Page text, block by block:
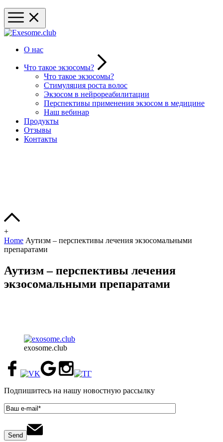
О нас
Что такое экзосомы?
Что такое экзосомы?
Стимуляция роста волос
Экзосом в нейрореабилитации
Перспективы применения экзосом в медицине
Наш вебинар
Продукты
Отзывы
Контакты
+
Home Аутизм – перспективы лечения экзосомальными
препаратами
Аутизм – перспективы лечения
экзосомальными препаратами
exosome.club
Подпишитесь на нашу новостную рассылку